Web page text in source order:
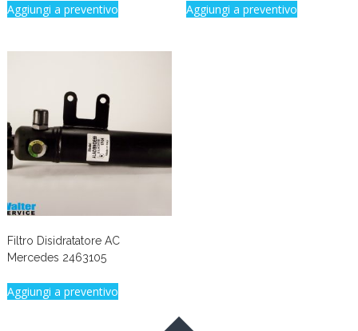
Aggiungi a preventivo Aggiungi a preventivo
Filtro Disidratatore AC
Mercedes 2463105
Aggiungi a preventivo